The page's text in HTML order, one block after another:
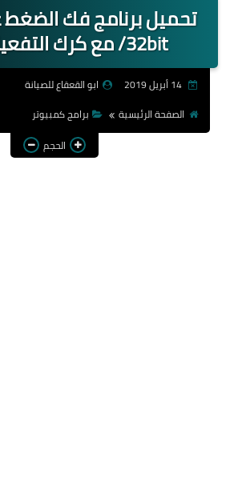
اسلاميات
/32bit مع كرك التفعيل 2021
14 أبريل 2019
ابو القعقاع للصيانة
الصفحة الرئيسية
برامج كمبيوتر
الحجم